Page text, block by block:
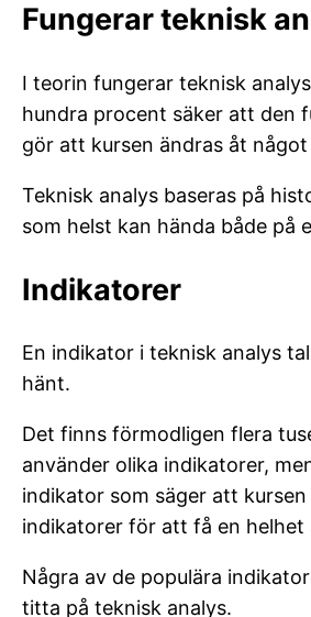
Fungerar teknisk
I teorin fungerar teknisk
hundra procent säker att den
gör att kursen ändras åt
Teknisk analys baseras på
som helst kan hända både på
Indikatorer
En indikator i teknisk analys
hänt.
Det finns förmodligen flera
använder olika indikatorer,
indikator som säger att
indikatorer för att få en helhet
Några av de populära
titta på teknisk analys.